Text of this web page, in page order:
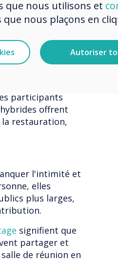
raison de
ou d'une mobilité
l'intégration
participants
offrent
restauration,
l'intimité et
elles
plus larges,
signifient que
partager et
de réunion en
que nous utilisons et
nous plaçons en
Autoriser